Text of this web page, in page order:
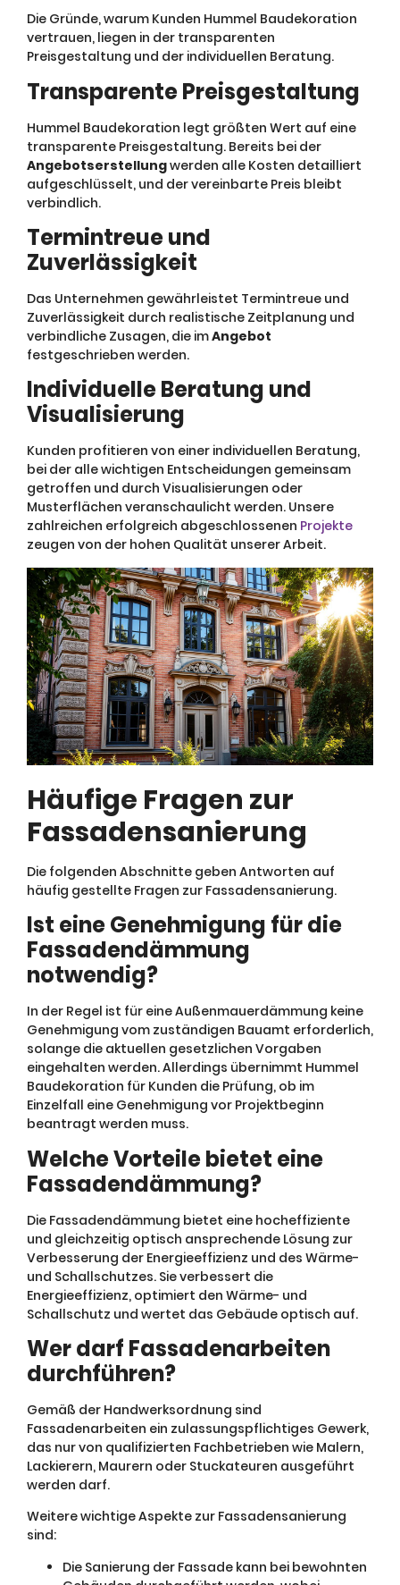
Die Gründe, warum Kunden Hummel Baudekoration
vertrauen, liegen in der transparenten
Preisgestaltung und der individuellen Beratung.
Transparente Preisgestaltung
Hummel Baudekoration legt größten Wert auf eine
transparente Preisgestaltung. Bereits bei der
Angebotserstellungwerden alle Kosten detailliert
aufgeschlüsselt, und der vereinbarte Preis bleibt
verbindlich.
Termintreue und
Zuverlässigkeit
Das Unternehmen gewährleistet Termintreue und
Zuverlässigkeit durch realistische Zeitplanung und
verbindliche Zusagen, die imAngebot
festgeschrieben werden.
Individuelle Beratung und
Visualisierung
Kunden profitieren von einer individuellen Beratung,
bei der alle wichtigen Entscheidungen gemeinsam
getroffen und durch Visualisierungen oder
Musterflächen veranschaulicht werden. Unsere
zahlreichen erfolgreich abgeschlossenen Projekte
zeugen von der hohen Qualität unserer Arbeit.
Häufige Fragen zur
Fassadensanierung
Die folgenden Abschnitte geben Antworten auf
häufig gestellte Fragen zur Fassadensanierung.
Ist eine Genehmigung für die
Fassadendämmung
notwendig?
In der Regel ist für eine Außenmauerdämmung keine
Genehmigung vom zuständigen Bauamt erforderlich,
solange die aktuellen gesetzlichen Vorgaben
eingehalten werden. Allerdings übernimmt Hummel
Baudekoration für Kunden die Prüfung, ob im
Einzelfall eine Genehmigung vor Projektbeginn
beantragt werden muss.
Welche Vorteile bietet eine
Fassadendämmung?
Die Fassadendämmung bietet eine hocheffiziente
und gleichzeitig optisch ansprechende Lösung zur
Verbesserung der Energieeffizienz und des Wärme-
und Schallschutzes. Sie verbessert die
Energieeffizienz, optimiert den Wärme- und
Schallschutz und wertet das Gebäude optisch auf.
Wer darf Fassadenarbeiten
durchführen?
Gemäß der Handwerksordnung sind
Fassadenarbeiten ein zulassungspflichtiges Gewerk,
das nur von qualifizierten Fachbetrieben wie Malern,
Lackierern, Maurern oder Stuckateuren ausgeführt
werden darf.
Weitere wichtige Aspekte zur Fassadensanierung
sind:
Die Sanierung der Fassade kann bei bewohnten